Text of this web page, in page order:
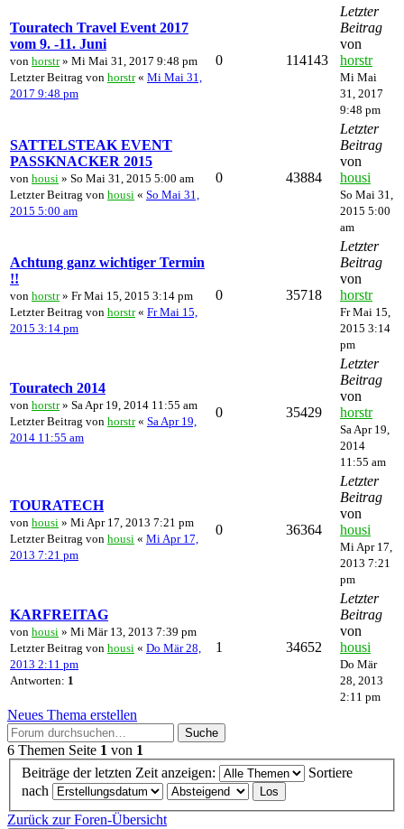
Touratech Travel Event 2017
vom 9. -11. Juni
von horstr» Mi Mai 31, 2017 9:48 pm
Letzter Beitrag von horstr« Mi Mai 31,
2017 9:48 pm
0 114143
Letzter
Beitrag
von
horstr
Mi Mai
31, 2017
9:48 pm
SATTELSTEAK EVENT
PASSKNACKER 2015
von housi » So Mai 31, 2015 5:00 am
Letzter Beitrag von housi « So Mai 31,
2015 5:00 am
0 43884
Letzter
Beitrag
von
housi
So Mai 31,
2015 5:00
am
Achtung ganz wichtiger Termin
!!
von horstr» Fr Mai 15, 2015 3:14 pm
Letzter Beitrag von horstr« Fr Mai 15,
2015 3:14 pm
0 35718
Letzter
Beitrag
von
horstr
Fr Mai 15,
2015 3:14
pm
Touratech 2014
von horstr» Sa Apr 19, 2014 11:55 am
Letzter Beitrag von horstr« Sa Apr 19,
2014 11:55 am
0 35429
Letzter
Beitrag
von
horstr
Sa Apr 19,
2014
11:55 am
TOURATECH
von housi » Mi Apr 17, 2013 7:21 pm
Letzter Beitrag von housi « Mi Apr 17,
2013 7:21 pm
0 36364
Letzter
Beitrag
von
housi
Mi Apr 17,
2013 7:21
pm
KARFREITAG
von housi » Mi Mär 13, 2013 7:39 pm
Letzter Beitrag von housi « Do Mär 28,
2013 2:11 pm
Antworten: 1
1 34652
Letzter
Beitrag
von
housi
Do Mär
28, 2013
2:11 pm
Neues Thema erstellen
Suche
6 Themen Seite 1 von 1
Beiträge der letzten Zeit anzeigen:
Sortiere
nach
Zurück zur Foren-Übersicht